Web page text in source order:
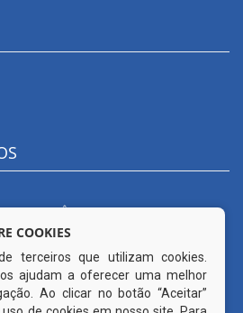
CORTÊS
COOKIES
terceiros que utilizam cookies.
ajudam a oferecer uma melhor
Ao clicar no botão “Aceitar”